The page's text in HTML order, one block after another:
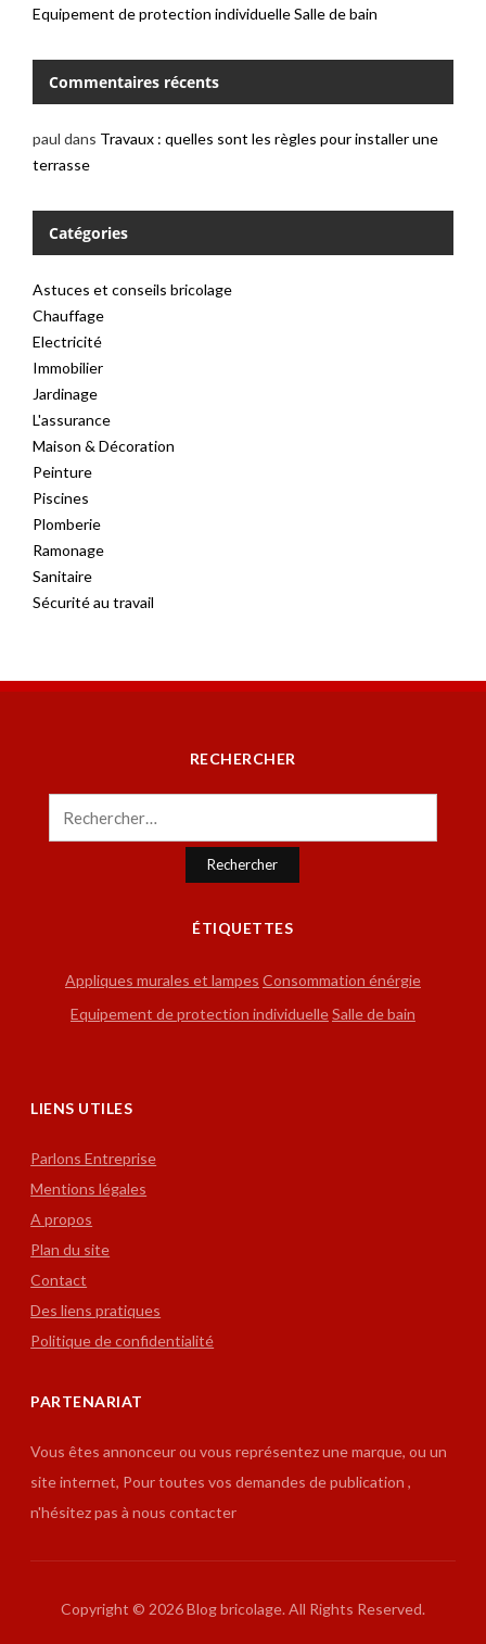
Equipement de protection individuelleSalle de bain
Commentaires récents
paul dans Travaux : quelles sont les règles pour installer une
terrasse
Catégories
Astuces et conseils bricolage
Chauffage
Electricité
Immobilier
Jardinage
L'assurance
Maison & Décoration
Peinture
Piscines
Plomberie
Ramonage
Sanitaire
Sécurité au travail
RECHERCHER
Rechercher :
ÉTIQUETTES
Appliques murales et lampes Consommation énérgie
Equipement de protection individuelleSalle de bain
LIENS UTILES
Parlons Entreprise
Mentions légales
A propos
Plan du site
Contact
Des liens pratiques
Politique de confidentialité
PARTENARIAT
Vous êtes annonceur ou vous représentez une marque, ou un
site internet, Pour toutes vos demandes de publication ,
n'hésitez pas à nous contacter
Copyright © 2026 Blog bricolage. All Rights Reserved.